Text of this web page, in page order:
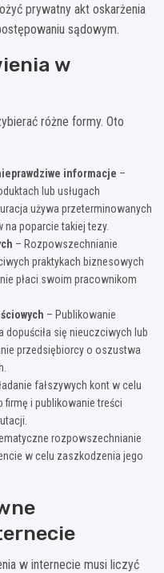
prywatny akt oskarżenia
sądowym.
w
różne formy. Oto
informacje –
lub usługach
używa przeterminowanych
poparcie takiej tezy.
– Rozpowszechnianie
praktykach biznesowych
płaci swoim pracownikom
– Publikowanie
się nieuczciwych lub
przedsiębiorcy o oszustwa
fałszywych kont w celu
i publikowanie treści
rozpowszechnianie
w celu zaszkodzenia jego
w internecie musi liczyć